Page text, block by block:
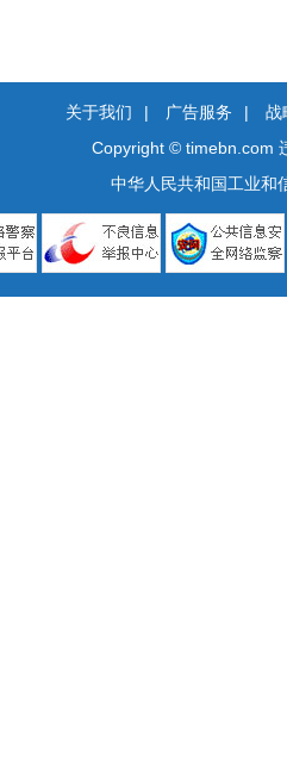
关于我们 | 广告服务 |
战
Copyright © timebn.com
中华人民共和国工业和